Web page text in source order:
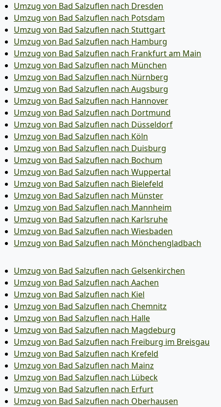
Umzug von Bad Salzuflen nach Dresden
Umzug von Bad Salzuflen nach Potsdam
Umzug von Bad Salzuflen nach Stuttgart
Umzug von Bad Salzuflen nach Hamburg
Umzug von Bad Salzuflen nach Frankfurt am Main
Umzug von Bad Salzuflen nach München
Umzug von Bad Salzuflen nach Nürnberg
Umzug von Bad Salzuflen nach Augsburg
Umzug von Bad Salzuflen nach Hannover
Umzug von Bad Salzuflen nach Dortmund
Umzug von Bad Salzuflen nach Düsseldorf
Umzug von Bad Salzuflen nach Köln
Umzug von Bad Salzuflen nach Duisburg
Umzug von Bad Salzuflen nach Bochum
Umzug von Bad Salzuflen nach Wuppertal
Umzug von Bad Salzuflen nach Bielefeld
Umzug von Bad Salzuflen nach Münster
Umzug von Bad Salzuflen nach Mannheim
Umzug von Bad Salzuflen nach Karlsruhe
Umzug von Bad Salzuflen nach Wiesbaden
Umzug von Bad Salzuflen nach Mönchen­gladbach
Umzug von Bad Salzuflen nach Gelsenkirchen
Umzug von Bad Salzuflen nach Aachen
Umzug von Bad Salzuflen nach Kiel
Umzug von Bad Salzuflen nach Chemnitz
Umzug von Bad Salzuflen nach Halle
Umzug von Bad Salzuflen nach Magdeburg
Umzug von Bad Salzuflen nach Freiburg im Breisgau
Umzug von Bad Salzuflen nach Krefeld
Umzug von Bad Salzuflen nach Mainz
Umzug von Bad Salzuflen nach Lübeck
Umzug von Bad Salzuflen nach Erfurt
Umzug von Bad Salzuflen nach Oberhausen